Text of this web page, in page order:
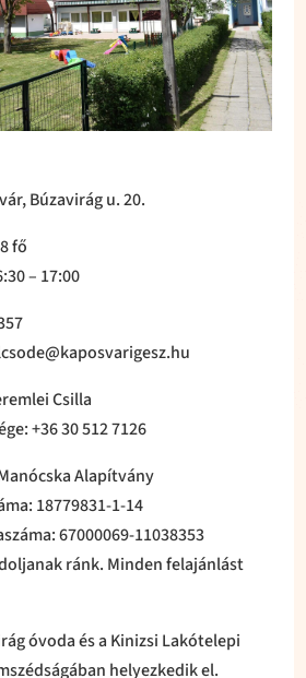
Búzavirág u. 20.​
fő
– 17:00
Csilla
+36 30 512 7126
Alapítvány
18779831-1-14
67000069-11038353
ránk. Minden felajánlást
óvoda és a Kinizsi Lakótelepi
helyezkedik el.